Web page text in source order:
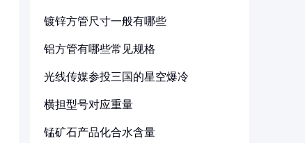
镀锌方管尺寸一般有哪些
铝方管有哪些常见规格
光线传媒参投三国的星空爆冷
横担型号对应重量
锰矿石产品化合水含量